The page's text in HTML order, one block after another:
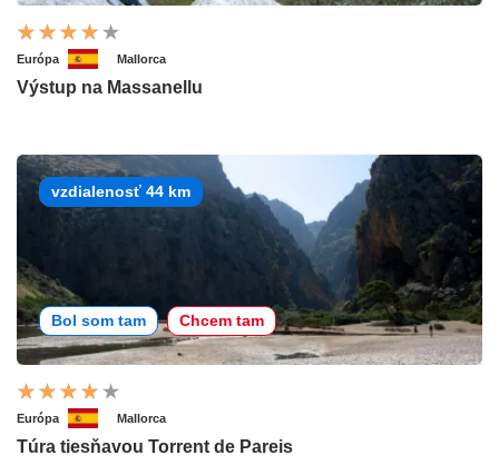
Európa Mallorca
Výstup na Massanellu
vzdialenosť 44 km
Bol som tam Chcem tam
Európa Mallorca
Túra tiesňavou Torrent de Pareis